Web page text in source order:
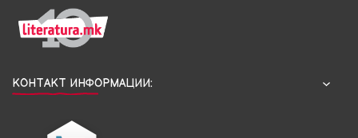
КОНТАКТ ИНФОРМАЦИИ: